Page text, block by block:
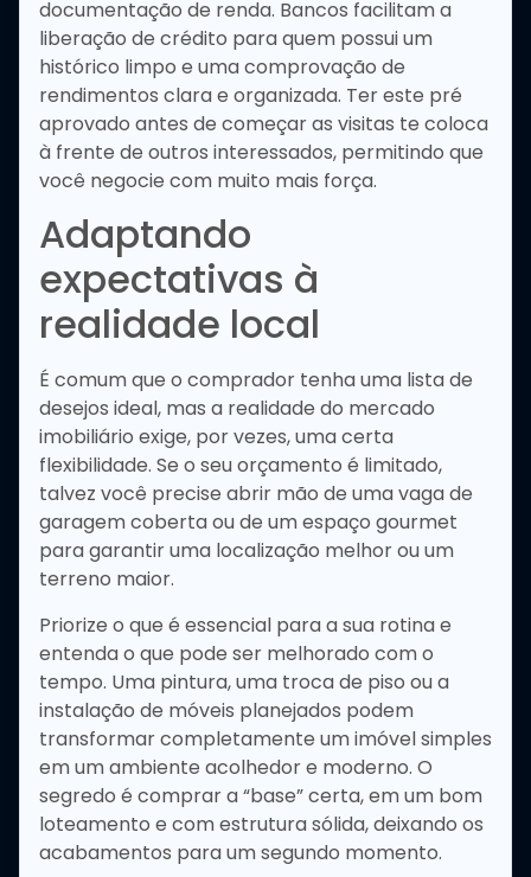
documentação de renda. Bancos facilitam a
liberação de crédito para quem possui um
histórico limpo e uma comprovação de
rendimentos clara e organizada. Ter este pré
aprovado antes de começar as visitas te coloca
à frente de outros interessados, permitindo que
você negocie com muito mais força.
Adaptando
expectativas à
realidade local
É comum que o comprador tenha uma lista de
desejos ideal, mas a realidade do mercado
imobiliário exige, por vezes, uma certa
flexibilidade. Se o seu orçamento é limitado,
talvez você precise abrir mão de uma vaga de
garagem coberta ou de um espaço gourmet
para garantir uma localização melhor ou um
terreno maior.
Priorize o que é essencial para a sua rotina e
entenda o que pode ser melhorado com o
tempo. Uma pintura, uma troca de piso ou a
instalação de móveis planejados podem
transformar completamente um imóvel simples
em um ambiente acolhedor e moderno. O
segredo é comprar a “base” certa, em um bom
loteamento e com estrutura sólida, deixando os
acabamentos para um segundo momento.